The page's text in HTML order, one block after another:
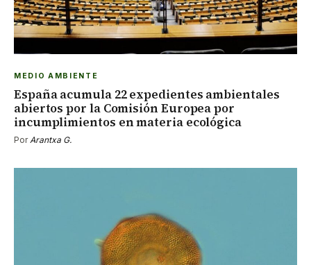
MEDIO AMBIENTE
España acumula 22 expedientes ambientales
abiertos por la Comisión Europea por
incumplimientos en materia ecológica
PorArantxa G.